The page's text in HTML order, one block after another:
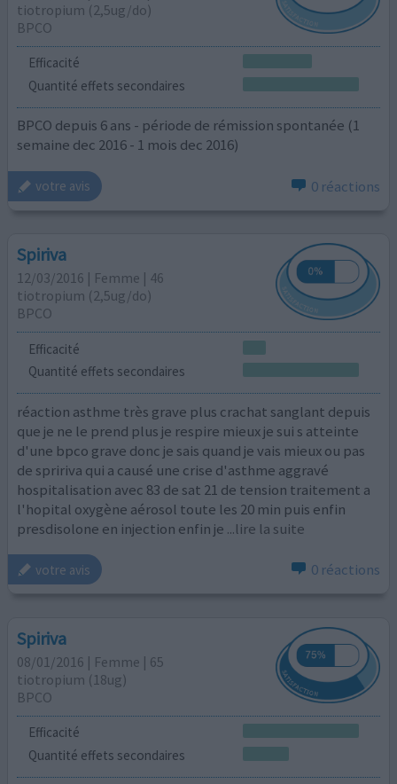
tiotropium (2,5ug/do)
BPCO
Efficacité
Quantité effets secondaires
BPCO depuis 6 ans - période de rémission spontanée (1
semaine dec 2016 - 1 mois dec 2016)
votre avis 0 réactions
Spiriva
12/03/2016 | Femme | 46
tiotropium (2,5ug/do)
BPCO
Efficacité
Quantité effets secondaires
réaction asthme très grave plus crachat sanglant depuis
que je ne le prend plus je respire mieux je sui s atteinte
d'une bpco grave donc je sais quand je vais mieux ou pas
de spririva qui a causé une crise d'asthme aggravé
hospitalisation avec 83 de sat 21 de tension traitement a
l'hopital oxygène aérosol toute les 20 min puis enfin
presdisolone en injection enfin je ...lire la suite
votre avis 0 réactions
Spiriva
08/01/2016 | Femme | 65
tiotropium (18ug)
BPCO
Efficacité
Quantité effets secondaires